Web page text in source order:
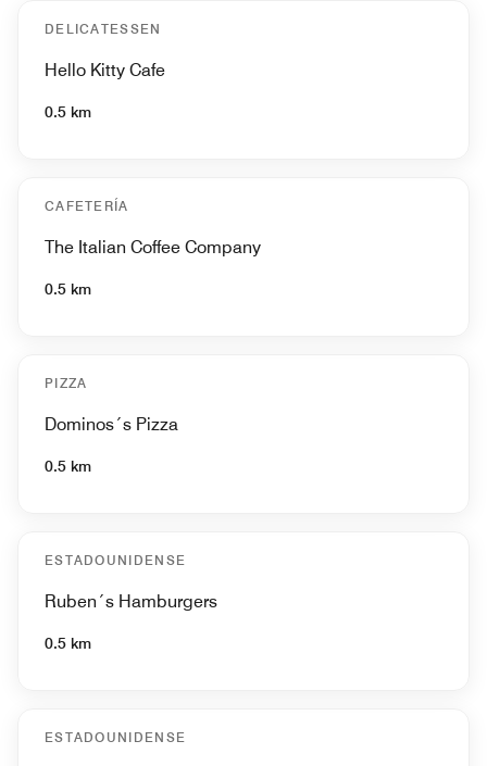
DELICATESSEN
Hello Kitty Cafe
0.5 km
CAFETERÍA
The Italian Coffee Company
0.5 km
PIZZA
Dominos´s Pizza
0.5 km
ESTADOUNIDENSE
Ruben´s Hamburgers
0.5 km
ESTADOUNIDENSE